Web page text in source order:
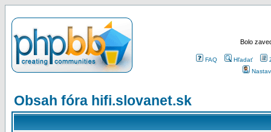
Bolo
FAQ Hľadať
Obsah fóra hifi.slovanet.sk